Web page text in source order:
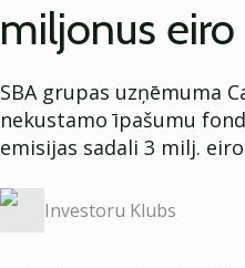
miljonus eiro
SBA grupas uzņēmuma
nekustamo īpašumu
emisijas sadali 3 milj.
Investoru Klubs